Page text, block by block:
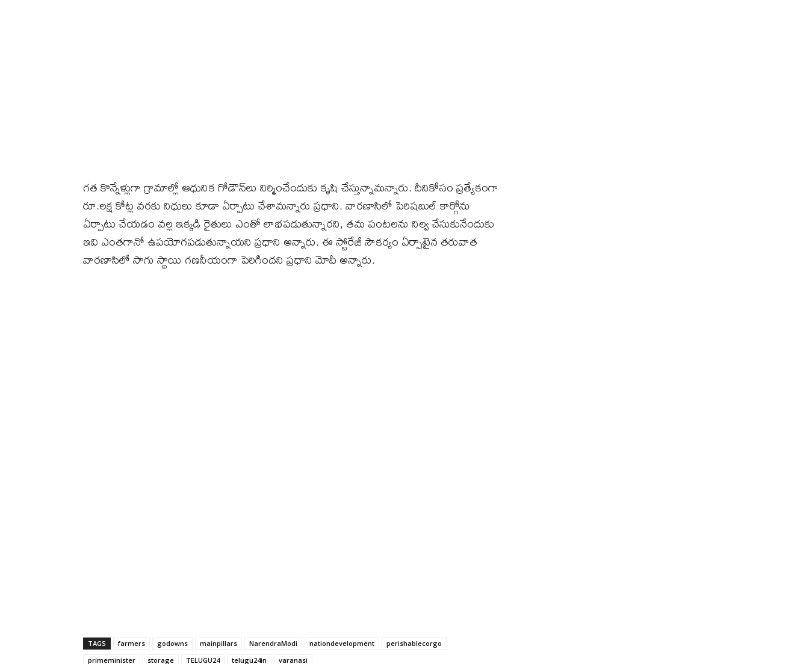
గత కొన్నేళ్లుగా గ్రామాల్లో ఆధునిక గోడౌన్‌లు నిర్మించేందుకు కృషి చేస్తున్నామన్నారు. దీనికోసం ప్రత్యేకంగా
రూ.లక్ష కోట్ల వరకు నిధులు కూడా ఏర్పాటు చేశామన్నారు ప్రధాని. వారణాసిలో పెరిషబుల్ కార్గోను
ఏర్పాటు చేయడం వల్ల ఇక్కడి రైతులు ఎంతో లాభపడుతున్నారని, తమ పంటలను నిల్వ చేసుకునేందుకు
ఇవి ఎంతగానో ఉపయోగపడుతున్నాయని ప్రధాని అన్నారు. ఈ స్టోరేజీ సౌకర్యం ఏర్పాటైన తరువాత
వారణాసిలో సాగు స్థాయి గణనీయంగా పెరిగిందని ప్రధాని మోదీ అన్నారు.
TAGS farmers godowns mainpillars NarendraModi nationdevelopment
perishablecorgo
primeminister
storage TELUGU24 telugu24in varanasi